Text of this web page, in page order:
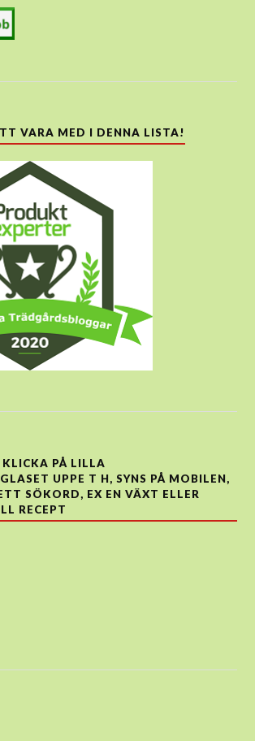
VARA MED I DENNA LISTA!
PÅ LILLA
UPPE T H, SYNS PÅ MOBILEN,
SÖKORD, EX EN VÄXT ELLER
RECEPT